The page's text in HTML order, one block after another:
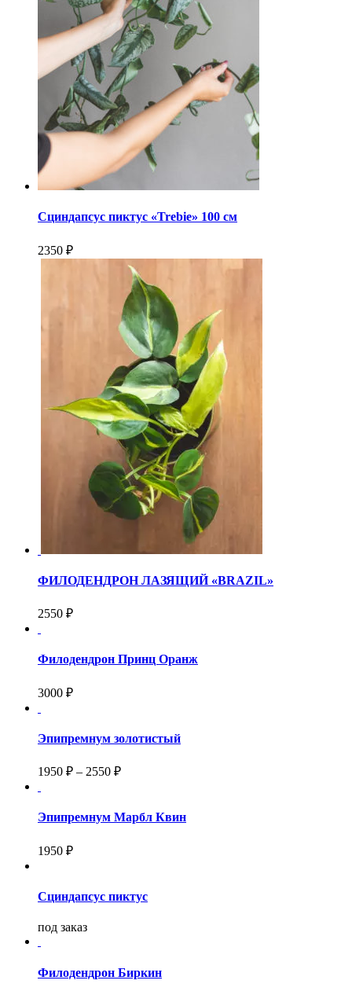
Сциндапсус пиктус «Trebie» 100 см
2350 ₽
ФИЛОДЕНДРОН ЛАЗЯЩИЙ «BRAZIL»
2550 ₽
Филодендрон Принц Оранж
3000 ₽
Эпипремнум золотистый
1950 ₽ – 2550 ₽
Эпипремнум Марбл Квин
1950 ₽
Сциндапсус пиктус
под заказ
Филодендрон Биркин